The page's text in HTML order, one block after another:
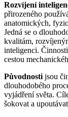
Rozvíjení
přirozeného
anatomických,
Jedná se o
kvalitám,
inteligenci.
cestou
Původnostijsou
dlouhodobého
vyjádření světa.
šokovat a